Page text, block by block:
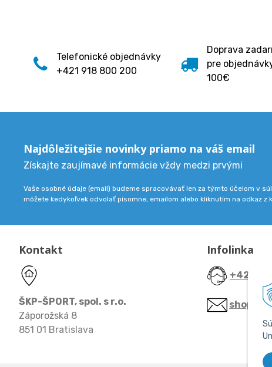
Telefonické objednávky
+421 918 800 200
Doprava
pre
100€
Najdôležitejšie novinky priamo na váš email
Získajte zaujímavé informácie vždy medzi prvými
Vaše osobné údaje (email) budeme spracovávať len za týmto účelom v
môžete kedykoľvek odvolať písomne, emailom alebo kliknutím na odkaz z
Kontakt
ŠKP-ŠPORT, spol. s r.o.
Záporožská 8
851 01 Bratislava
Infolinka
+421